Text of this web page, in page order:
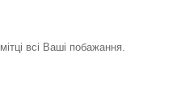
всі Ваші побажання.